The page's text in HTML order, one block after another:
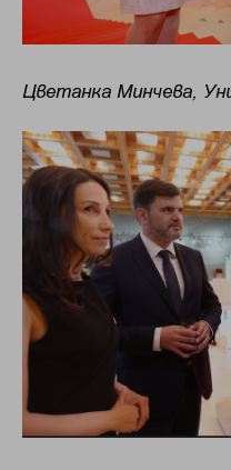
Цветанка Минчева,